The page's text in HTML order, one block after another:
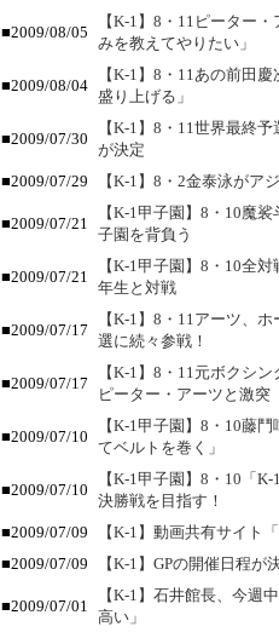
■2009/08/05
【K-1】8・11ピーター
みを教えてやりたい」
■2009/08/04
【K-1】8・11あの前田
盛り上げる」
■2009/07/30
【K-1】8・11世界最終
が決定
■2009/07/29
【K-1】8・2金泰泳がア
■2009/07/21
【K-1甲子園】8・10魔
子園を背負う
■2009/07/21
【K-1甲子園】8・10全
年生と対戦
■2009/07/17
【K-1】8・11アーツ、
選に続々参戦！
■2009/07/17
【K-1】8・11元ボクシ
ピーター・アーツと激突
■2009/07/10
【K-1甲子園】8・10藤
てベルトを巻く」
■2009/07/10
【K-1甲子園】8・10「
決勝戦を目指す！
■2009/07/09
【K-1】動画共有サイト
■2009/07/09
【K-1】GPの開催日程
■2009/07/01
【K-1】石井館長、今週
高い」